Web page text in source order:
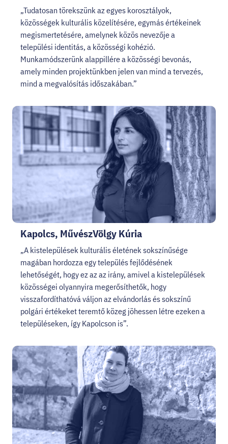
„Tudatosan törekszünk az egyes korosztályok,
közösségek kulturális közelítésére, egymás értékeinek
megismertetésére, amelynek közös nevezője a
települési identitás, a közösségi kohézió.
Munkamódszerünk alappillére a közösségi bevonás,
amely minden projektünkben jelen van mind a tervezés,
mind a megvalósítás időszakában.”
Kapolcs, MűvészVölgy Kúria
„A kistelepülések kulturális életének sokszínűsége
magában hordozza egy település fejlődésének
lehetőségét, hogy ez az az irány, amivel a kistelepülések
közösségei olyannyira megerősíthetők, hogy
visszafordíthatóvá váljon az elvándorlás és sokszínű
polgári értékeket teremtő közeg jöhessen létre ezeken a
településeken, így Kapolcson is”.